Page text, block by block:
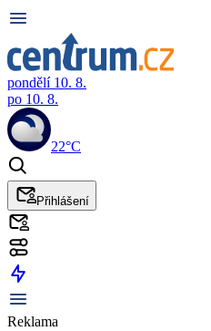
pondělí 10. 8.
po 10. 8.
22°C
Přihlášení
Reklama